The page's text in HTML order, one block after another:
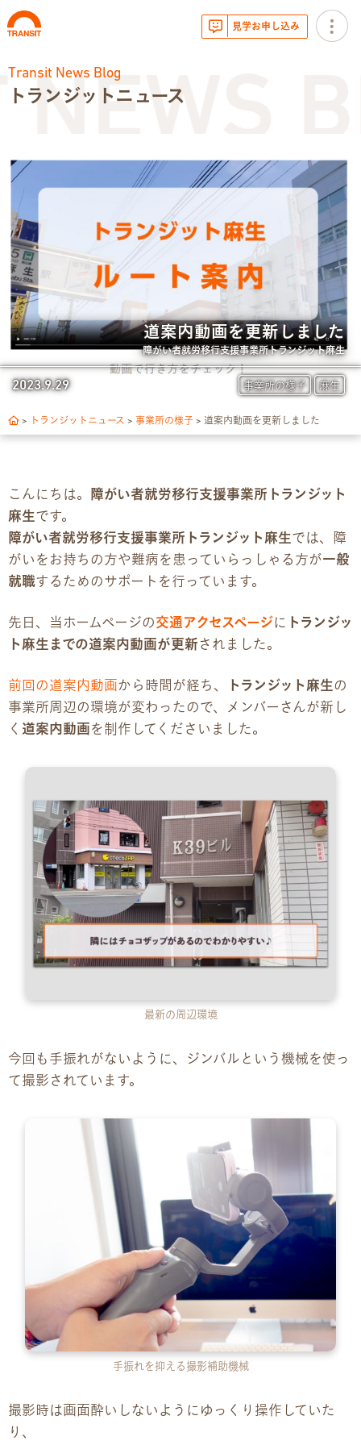
トランジットニュース
広報・イベント
サービス内容
就労移行支援とは
トランジットについて
1日の流れ
3つの支援制度
お食事の提供について
パンフレット
デジタルパンフレット
広報チラシ・刊行物
アクセス・ご案内
交通アクセス
事業所ツアーマップ
雇用をお考えの企業様へ
プライバシーポリシー
お問い合わせ
見学・体験のお申し込み
資料請求
採用情報
Transit News Blog
トランジットニュース
道案内動画を更新しました
障がい者就労移行支援事業所トランジット麻生
事業所の様子 麻生
2023.9.29
> トランジットニュース > 事業所の様子 > 道案内動画を更新しました
こんにちは。
障がい者就労移行支援事業所トランジット
麻生です。
障がい者就労移行支援事業所トランジット麻生では、障
がいをお持ちの方や難病を患っていらっしゃる方が一般
就職するためのサポートを行っています。
先日、当ホームページの交通アクセスページ に トランジッ
ト麻生 までの道案内動画が更新 されました。
前回の道案内動画から時間が経ち、 トランジット麻生の
事業所周辺の環境が変わったので、メンバーさんが新し
く 道案内動画を制作してくださいました。
最新の周辺環境
今回も手振れがないように、ジンバルという機械を使っ
て撮影されています。
手振れを抑える撮影補助機械
撮影時は画面酔いしないようにゆっくり操作していた
り、
見学お申し込み